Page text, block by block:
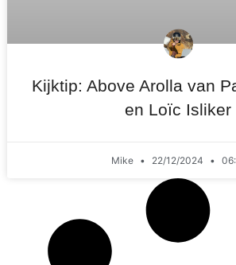
Kijktip: Above Arolla van
en Loïc Isliker
Mike 22/12/2024